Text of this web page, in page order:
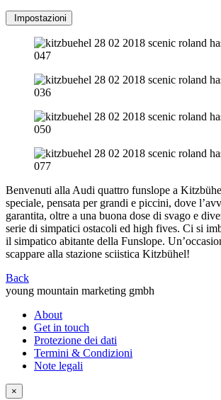
Impostazioni
Benvenuti alla Audi quattro funslope a
speciale, pensata per grandi e piccini, dove
garantita, oltre a una buona dose di svago e
serie di simpatici ostacoli ed high fives. Ci si
il simpatico abitante della Funslope.
scappare alla stazione sciistica Kitzbühel!
Back
young mountain marketing gmbh
About
Get in touch
Protezione dei dati
Termini & Condizioni
Note legali
×